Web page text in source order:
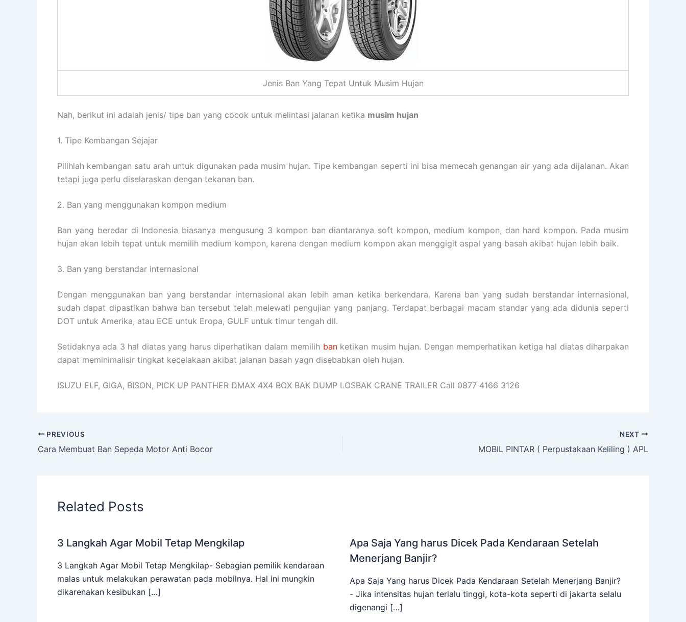
Jenis Ban Yang Tepat Untuk Musim Hujan
Nah, berikut ini adalah jenis/ tipe ban yang cocok untuk melintasi jalanan ketika musim hujan
1. Tipe Kembangan Sejajar
Pilihlah kembangan satu arah untuk digunakan pada musim hujan. Tipe kembangan seperti ini bisa memecah genangan air yang ada dijalanan. Akan
tetapi juga perlu diselaraskan dengan tekanan ban.
2. Ban yang menggunakan kompon medium
Ban yang beredar di Indonesia biasanya mengusung 3 kompon ban diantaranya soft kompon, medium kompon, dan hard kompon. Pada musim
hujan akan lebih tepat untuk memilih medium kompon, karena dengan medium kompon akan menggigit aspal yang basah akibat hujan lebih baik.
3. Ban yang berstandar internasional
Dengan menggunakan ban yang berstandar internasional akan lebih aman ketika berkendara. Karena ban yang sudah berstandar internasional,
sudah dapat dipastikan bahwa ban tersebut telah melewati pengujian yang panjang. Terdapat berbagai macam standar yang ada didunia seperti
DOT untuk Amerika, atau ECE untuk Eropa, GULF untuk timur tengah dll.
Setidaknya ada 3 hal diatas yang harus diperhatikan dalam memilih banketikan musim hujan. Dengan memperhatikan ketiga hal diatas diharpakan
dapat meminimalisir tingkat kecelakaan akibat jalanan basah yagn disebabkan oleh hujan.
ISUZU ELF, GIGA, BISON, PICK UP PANTHER DMAX 4X4 BOX BAK DUMP LOSBAK CRANE TRAILER Call 0877 4166 3126
PREVIOUS
Cara Membuat Ban Sepeda Motor Anti Bocor
NEXT
MOBIL PINTAR ( Perpustakaan Keliling ) APL
Related Posts
3 Langkah Agar Mobil Tetap Mengkilap
3 Langkah Agar Mobil Tetap Mengkilap- Sebagian pemilik kendaraan
malas untuk melakukan perawatan pada mobilnya. Hal ini mungkin
dikarenakan kesibukan […]
Apa Saja Yang harus Dicek Pada Kendaraan Setelah
Menerjang Banjir?
Apa Saja Yang harus Dicek Pada Kendaraan Setelah Menerjang Banjir?
- Jika intensitas hujan terlalu tinggi, kota-kota seperti di jakarta selalu
digenangi […]